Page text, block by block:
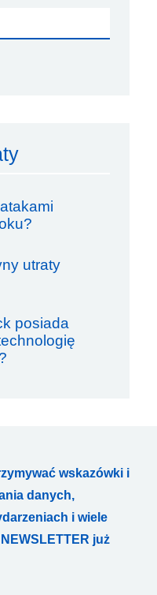
utraty
posiada
wskazówki i
danych,
i wiele
już